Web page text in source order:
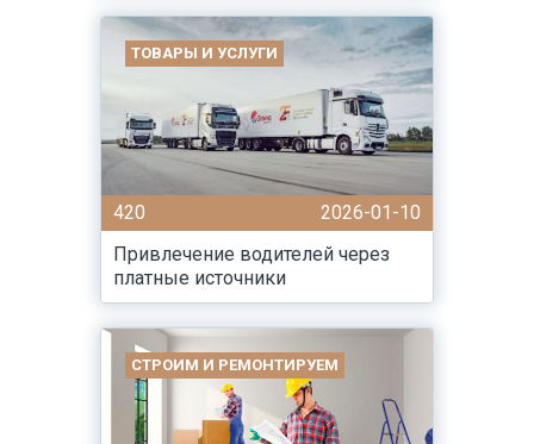
ТОВАРЫ И УСЛУГИ
420
2026-01-10
Привлечение водителей через
платные источники
СТРОИМ И РЕМОНТИРУЕМ